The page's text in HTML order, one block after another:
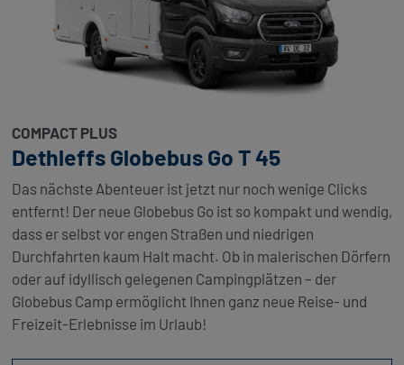
COMPACT PLUS
Dethleffs Globebus Go T 45
Das nächste Abenteuer ist jetzt nur noch wenige Clicks
entfernt! Der neue Globebus Go ist so kompakt und wendig,
dass er selbst vor engen Straßen und niedrigen
Durchfahrten kaum Halt macht. Ob in malerischen Dörfern
oder auf idyllisch gelegenen Campingplätzen – der
Globebus Camp ermöglicht Ihnen ganz neue Reise- und
Freizeit-Erlebnisse im Urlaub!